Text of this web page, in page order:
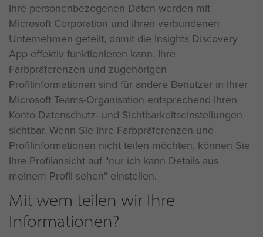
Ihre personenbezogenen Daten werden mit
Microsoft Corporation und ihren verbundenen
Unternehmen geteilt, damit die Insights Discovery
App effektiv funktionieren kann. Ihre
Farbpräferenzen und zugehörigen
Profilinformationen sind für andere Benutzer in Ihrer
Microsoft Teams-Organisation entsprechend Ihren
Konto-Datenschutz- und Sichtbarkeitseinstellungen
sichtbar. Wenn Sie Ihre Farbpräferenzen und
Profilinformationen nicht teilen möchten, können Sie
Ihre Profilansicht auf "nur ich kann Details aus
meinem Profil sehen" einstellen.
Mit wem teilen wir Ihre
Informationen?